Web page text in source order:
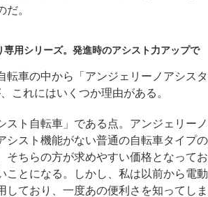
。
用シリーズ。発進時のアシスト力アップで
車の中から「アンジェリーノアシスタ
これにはいくつか理由がある。
ト自転車」である点。アンジェリーノ
シスト機能がない普通の自転車タイプの
そちらの方が求めやすい価格となってお
ことになる。しかし、私は以前から電動
しており、一度あの便利さを知ってしま